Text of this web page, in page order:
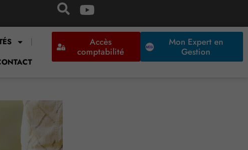
Accès
comptabilité
Mon Expert en
Gestion